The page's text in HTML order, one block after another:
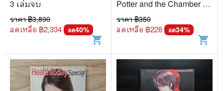
3 เล่มจบ
ราคา ฿3,890
ลดเหลือ ฿2,334 ลด40%
shopping_cart
Potter and the Chamber of
Secrets
ราคา ฿350
ลดเหลือ ฿228 ลด34%
shopping_cart